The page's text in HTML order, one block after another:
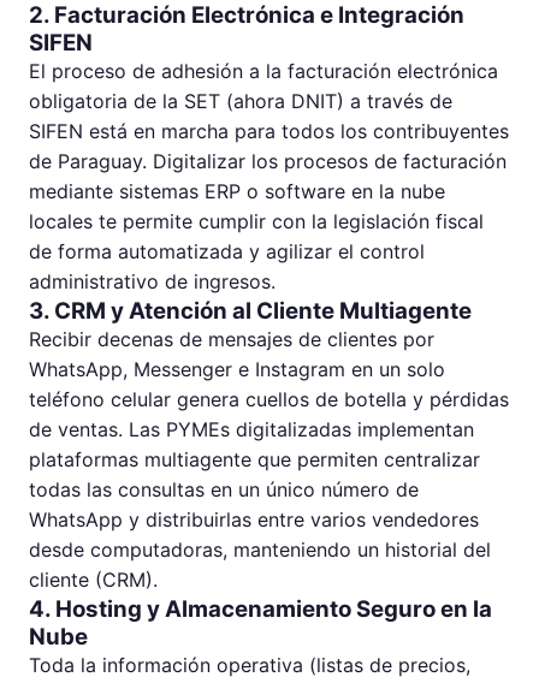
2. Facturación Electrónica e Integración
SIFEN
El proceso de adhesión a la facturación electrónica
obligatoria de la SET (ahora DNIT) a través de
SIFEN está en marcha para todos los contribuyentes
de Paraguay. Digitalizar los procesos de facturación
mediante sistemas ERP o software en la nube
locales te permite cumplir con la legislación fiscal
de forma automatizada y agilizar el control
administrativo de ingresos.
3. CRM y Atención al Cliente Multiagente
Recibir decenas de mensajes de clientes por
WhatsApp, Messenger e Instagram en un solo
teléfono celular genera cuellos de botella y pérdidas
de ventas. Las PYMEs digitalizadas implementan
plataformas multiagente que permiten centralizar
todas las consultas en un único número de
WhatsApp y distribuirlas entre varios vendedores
desde computadoras, manteniendo un historial del
cliente (CRM).
4. Hosting y Almacenamiento Seguro en la
Nube
Toda la información operativa (listas de precios,